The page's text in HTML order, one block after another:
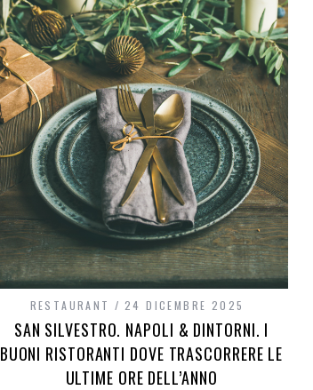
RESTAURANT 24 DICEMBRE 2025
SAN SILVESTRO. NAPOLI & DINTORNI. I
BUONI RISTORANTI DOVE TRASCORRERE LE
ULTIME ORE DELL’ANNO